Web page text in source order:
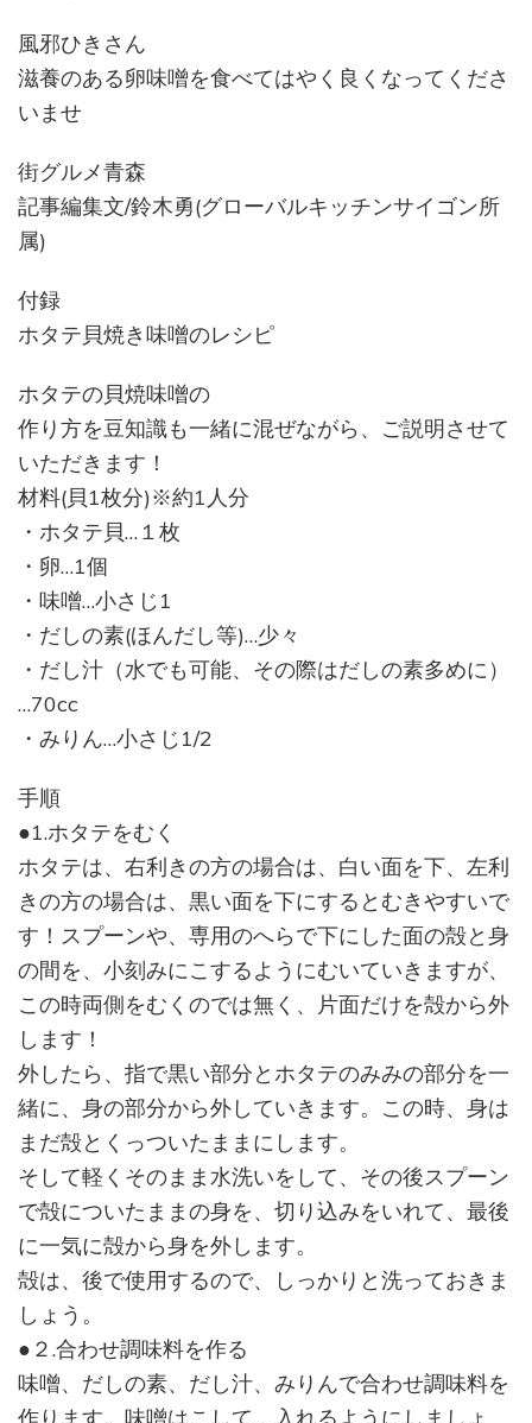
風邪ひきさん
滋養のある卵味噌を食べてはやく良くなってくださ
いませ
街グルメ青森
記事編集文/鈴木勇(グローバルキッチンサイゴン所
属)
付録
ホタテ貝焼き味噌のレシピ
ホタテの貝焼味噌の
作り方を豆知識も一緒に混ぜながら、ご説明させて
いただきます！
材料(貝1枚分)※約1人分
・ホタテ貝…１枚
・卵…1個
・味噌…小さじ1
・だしの素(ほんだし等)…少々
・だし汁（水でも可能、その際はだしの素多めに）
…70cc
・みりん…小さじ1/2
手順
●1.ホタテをむく
ホタテは、右利きの方の場合は、白い面を下、左利
きの方の場合は、黒い面を下にするとむきやすいで
す！スプーンや、専用のへらで下にした面の殻と身
の間を、小刻みにこするようにむいていきますが、
この時両側をむくのでは無く、片面だけを殻から外
します！
外したら、指で黒い部分とホタテのみみの部分を一
緒に、身の部分から外していきます。この時、身は
まだ殻とくっついたままにします。
そして軽くそのまま水洗いをして、その後スプーン
で殻についたままの身を、切り込みをいれて、最後
に一気に殻から身を外します。
殻は、後で使用するので、しっかりと洗っておきま
しょう。
●２.合わせ調味料を作る
味噌、だしの素、だし汁、みりんで合わせ調味料を